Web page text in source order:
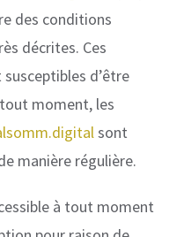
des conditions
décrites. Ces
d’être
moment, les
sont
manière régulière.
à tout moment